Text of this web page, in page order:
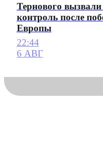
Тернового
контроль после
Европы
22:44
6 АВГ